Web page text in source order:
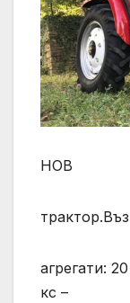
НОВ
агрегати:
кс –